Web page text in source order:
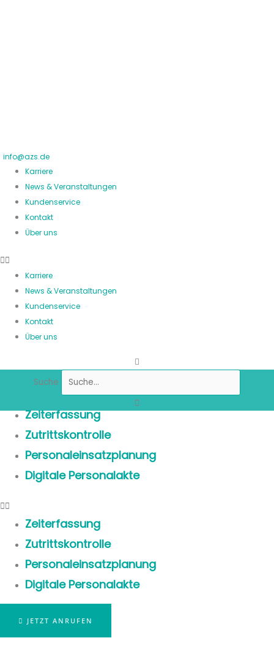
info@azs.de
Karriere
News & Veranstaltungen
Kundenservice
Kontakt
Über uns
Karriere
News & Veranstaltungen
Kundenservice
Kontakt
Über uns
Suche
Zeiterfassung
Zutrittskontrolle
Personaleinsatzplanung
Digitale Personalakte
Zeiterfassung
Zutrittskontrolle
Personaleinsatzplanung
Digitale Personalakte
JETZT ANRUFEN